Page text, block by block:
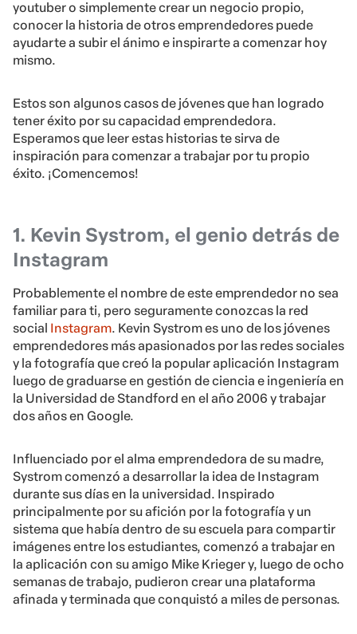
youtuber o simplemente crear un negocio propio,
conocer la historia de otros emprendedores puede
ayudarte a subir el ánimo e inspirarte a comenzar hoy
mismo.
Estos son algunos casos de jóvenes que han logrado
tener éxito por su capacidad emprendedora.
Esperamos que leer estas historias te sirva de
inspiración para comenzar a trabajar por tu propio
éxito. ¡Comencemos!
1. Kevin Systrom, el genio detrás de
Instagram
Probablemente el nombre de este emprendedor no sea
familiar para ti, pero seguramente conozcas la red
social Instagram. Kevin Systrom es uno de los jóvenes
emprendedores más apasionados por las redes sociales
y la fotografía que creó la popular aplicación Instagram
luego de graduarse en gestión de ciencia e ingeniería en
la Universidad de Standford en el año 2006 y trabajar
dos años en Google.
Influenciado por el alma emprendedora de su madre,
Systrom comenzó a desarrollar la idea de Instagram
durante sus días en la universidad. Inspirado
principalmente por su afición por la fotografía y un
sistema que había dentro de su escuela para compartir
imágenes entre los estudiantes, comenzó a trabajar en
la aplicación con su amigo Mike Krieger y, luego de ocho
semanas de trabajo, pudieron crear una plataforma
afinada y terminada que conquistó a miles de personas.